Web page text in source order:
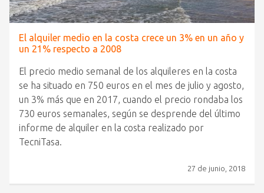
El alquiler medio en la costa crece un 3% en un año y
un 21% respecto a 2008
El precio medio semanal de los alquileres en la costa
se ha situado en 750 euros en el mes de julio y agosto,
un 3% más que en 2017, cuando el precio rondaba los
730 euros semanales, según se desprende del último
informe de alquiler en la costa realizado por
TecniTasa.
27 de junio, 2018